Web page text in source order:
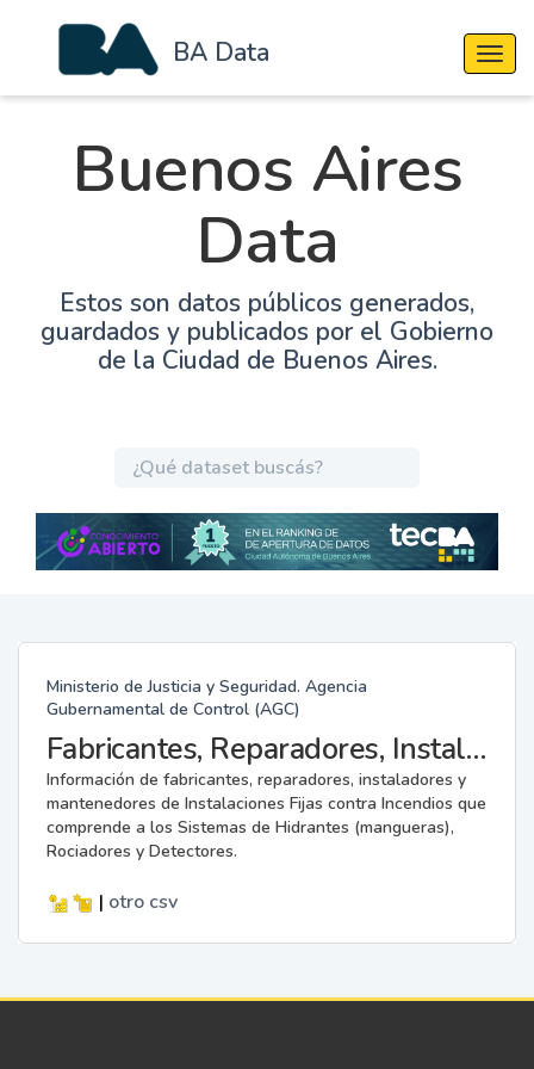
BA Data
Buenos Aires
Data
Estos son datos públicos generados,
guardados y publicados por el Gobierno
de la Ciudad de Buenos Aires.
Ministerio de Justicia y Seguridad. Agencia
Gubernamental de Control (AGC)
Fabricantes, Reparadores, Instaladores y Mantenedores de Instalaciones Fijas contra Incendios.
Información de fabricantes, reparadores, instaladores y
mantenedores de Instalaciones Fijas contra Incendios que
comprende a los Sistemas de Hidrantes (mangueras),
Rociadores y Detectores.
| otro csv